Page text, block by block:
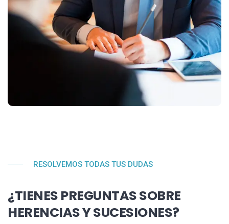
RESOLVEMOS TODAS TUS DUDAS
¿TIENES PREGUNTAS SOBRE
HERENCIAS Y SUCESIONES?